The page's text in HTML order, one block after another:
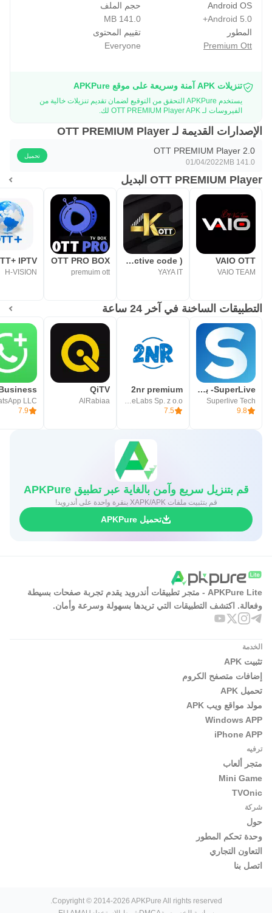
Android OS
Android 5.0+
حجم الملف
141.0 MB
المطور
Premium Ott
تقييم المحتوى
Everyone
تنزيلات APK آمنة وسريعة على موقع APKPure
يستخدم APKPure التحقق من التوقيع لضمان تقديم تنزيلات خالية من
الفيروسات لـ OTT PREMIUM Player APK لك.
الإصدارات القديمة لـ OTT PREMIUM Player
OTT PREMIUM Player 2.0
141.0 MB
01/04/2022
تحميل
OTT PREMIUM Player البديل
VAIO OTT
VAIO TEAM
4k-ott(Active code )
YAYA IT
OTT PRO BOX
premuim ott
IPTV
H-VISION
التطبيقات الساخنة في آخر 24 ساعة
SuperLive- بث مباشر و دردشة
Superlive Tech
9.8
2nr premium
MobileLabs Sp. z o.o.
7.5
QiTV
AlRabiaa
LLC
7.9
قم بتنزيل سريع وآمن بالغاية عبر تطبيق APKPure
قم بتثبيت ملفات XAPK/APK بنقرة واحدة على أندرويد!
تحميل APKPure
APKPure Lite - متجر تطبيقات أندرويد يقدم تجربة صفحات بسيطة
وفعالة. اكتشف التطبيقات التي تريدها بسهولة وسرعة وأمان.
الخدمة
تثبيت APK
إضافات متصفح الكروم
تحميل APK
مولد مواقع ويب APK
Windows APP
iPhone APP
ترفيه
متجر ألعاب
Mini Game
TVOnic
شركة
حول
وحدة تحكم المطور
التعاون التجاري
اتصل بنا
Copyright © 2014-2026 APKPure All rights reserved.